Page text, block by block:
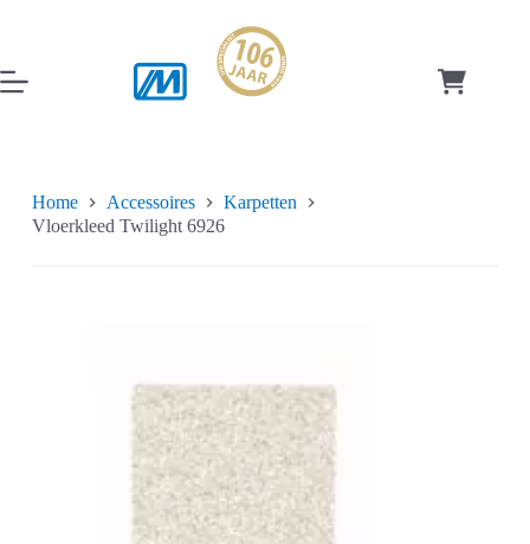
inhoud
Home Accessoires
Karpetten
Vloerkleed Twilight 6926